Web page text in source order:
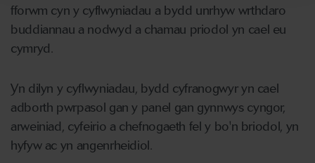
fforwm cyn y cyflwyniadau a bydd unrhyw wrthdaro
buddiannau a nodwyd a chamau priodol yn cael eu
cymryd.
Yn dilyn y cyflwyniadau, bydd cyfranogwyr yn cael
adborth pwrpasol gan y panel gan gynnwys cyngor,
arweiniad, cyfeirio a chefnogaeth fel y bo'n briodol, yn
hyfyw ac yn angenrheidiol.